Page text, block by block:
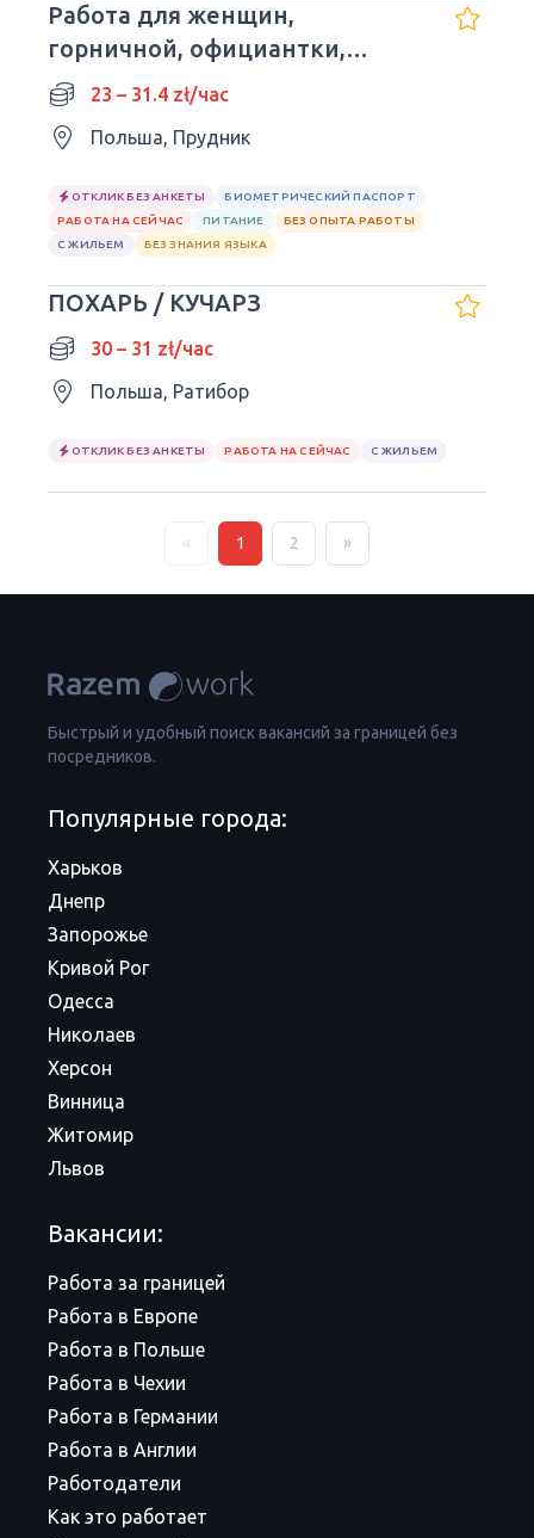
Работа для женщин,
горничной, официантки,
повара23 – 31.4 zł/час
Польша, Прудник
ОТКЛИК БЕЗ АНКЕТЫ
БИОМЕТРИЧЕСКИЙ ПАСПОРТ
РАБОТА НА СЕЙЧАС
ПИТАНИЕ
БЕЗ ОПЫТА РАБОТЫ
С ЖИЛЬЕМ
БЕЗ ЗНАНИЯ ЯЗЫКА
ПОХАРЬ / КУЧАРЗ
30 – 31 zł/час
Польша, Ратибор
ОТКЛИК БЕЗ АНКЕТЫ РАБОТА НА СЕЙЧАС С ЖИЛЬЕМ
« 1 2 »
Быстрый и удобный поиск вакансий за границей без
посредников.
Популярные города:
Харьков
Днепр
Запорожье
Кривой Рог
Одесса
Николаев
Херсон
Винница
Житомир
Львов
Вакансии:
Работа за границей
Работа в Европе
Работа в Польше
Работа в Чехии
Работа в Германии
Работа в Англии
Работодатели
Как это работает